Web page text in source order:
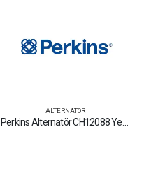
ALTERNATÖR
Perkins Alternatör CH12088 Yedek Parça Fiyat Tamir Bakım Satan Firmalar